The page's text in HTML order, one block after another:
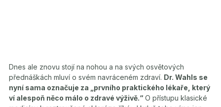
Dnes ale znovu stojí na nohou a na svých osvětových
přednáškách mluví o svém navráceném zdraví. Dr. Wahls se
nyní sama označuje za „prvního praktického lékaře, který
ví alespoň něco málo o zdravé výživě.“ O přístupu klasické